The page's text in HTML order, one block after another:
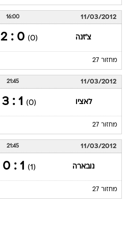
11/03/2012
16:00
צ'זנה (0)
0 : 2
מחזור 27
11/03/2012
21:45
לאציו (0)
1 : 3
מחזור 27
11/03/2012
21:45
נובארה (1)
1 : 0
מחזור 27